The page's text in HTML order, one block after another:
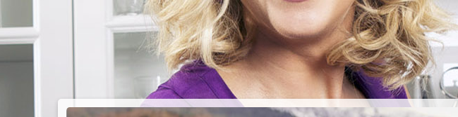
PIECZYSTE POD
CHMURKĄ!
Przepisy na grilla;-)